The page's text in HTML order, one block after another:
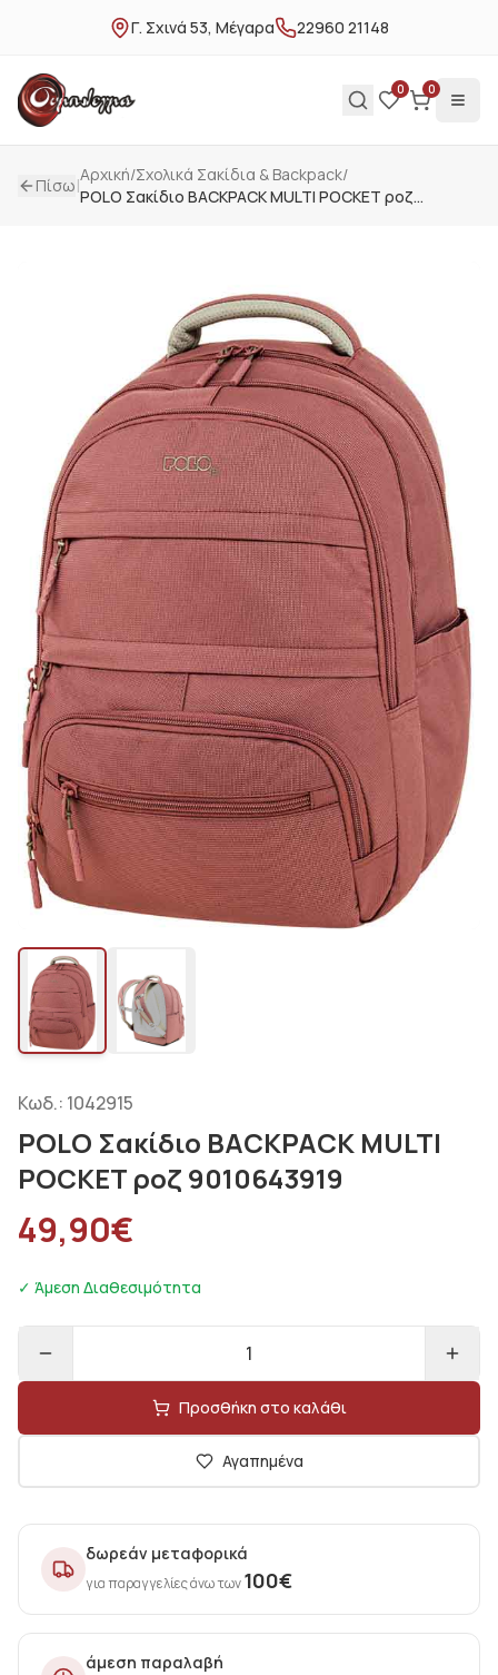
Γ. Σχινά 53, Μέγαρα 22960 21148
0 0
Πίσω|Αρχική/Σxολικά Σακίδια & Backpack/
POLO Σακίδιο BACKPACK MULTI POCKET ροζ
Κωδ.: 1042915
POLO Σακίδιο BACKPACK MULTI
POCKET ροζ 9010643919
49,90€
✓ Άμεση Διαθεσιμότητα
1
Προσθήκη στο καλάθι
Αγαπημένα
δωρεάν μεταφορικά
για παραγγελίες άνω των100€
άμεση παραλαβή